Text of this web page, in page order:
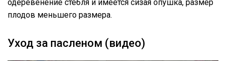
одеревенение стебля и имеется сизая опушка, размер
плодов меньшего размера.
Уход за пасленом (видео)